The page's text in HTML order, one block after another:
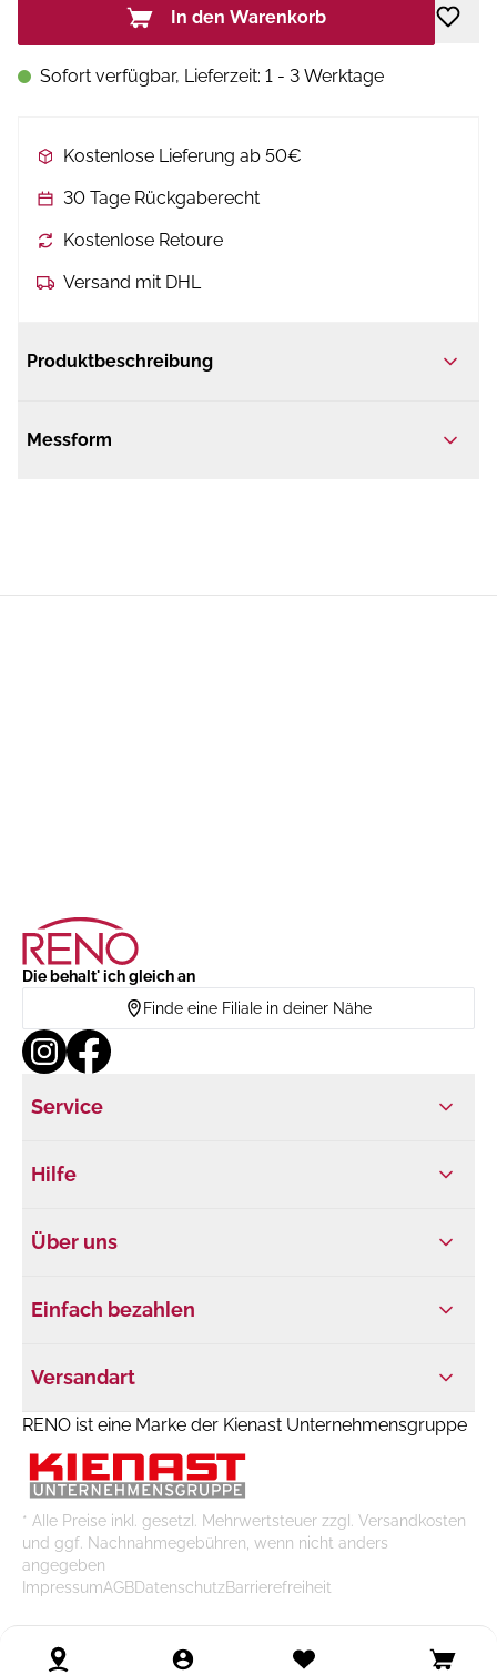
In den Warenkorb
Sofort verfügbar, Lieferzeit: 1 - 3 Werktage
Kostenlose Lieferung ab 50€
30 Tage Rückgaberecht
Kostenlose Retoure
Versand mit DHL
Produktbeschreibung
Messform
Die behalt' ich gleich an
Finde eine Filiale in deiner Nähe
Service
Hilfe
Über uns
Einfach bezahlen
Versandart
RENO ist eine Marke der Kienast Unternehmensgruppe
* Alle Preise inkl. gesetzl. Mehrwertsteuer zzgl. Versandkosten
und ggf. Nachnahmegebühren, wenn nicht anders
angegeben
ImpressumAGBDatenschutzBarrierefreiheit